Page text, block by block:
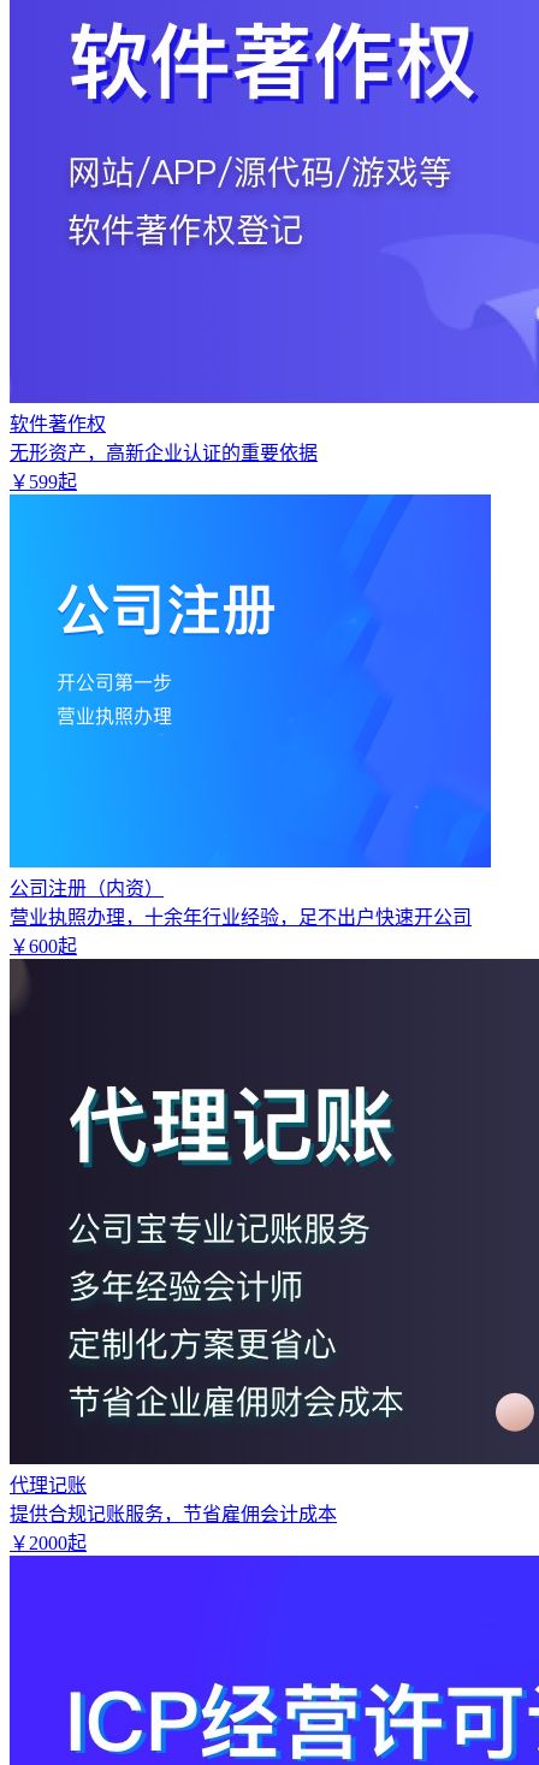
软件著作权
无形资产，高新企业认证的重要依据
￥ 599起
公司注册（内资）
营业执照办理，十余年行业经验，足不出户快速开公司
￥600起
代理记账
提供合规记账服务，节省雇佣会计成本
￥ 2000起